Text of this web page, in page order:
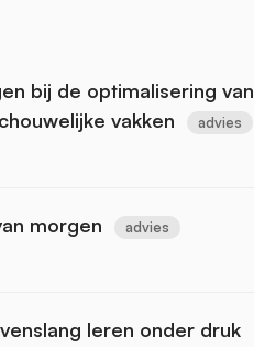
bij de optimalisering van
vakken
advies
morgen advies
leren onder druk